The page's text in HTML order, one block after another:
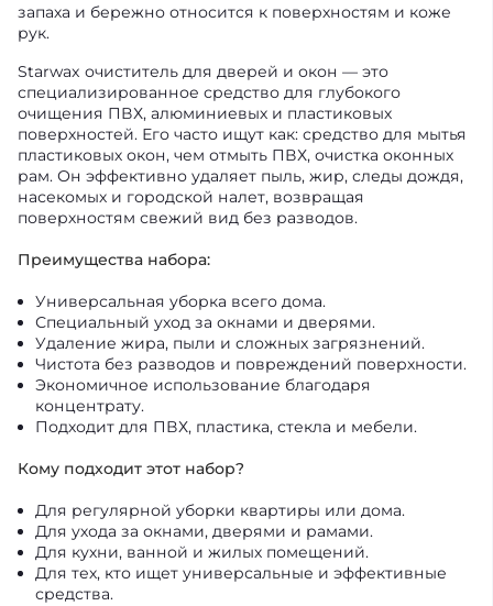
запаха и бережно относится к поверхностям и коже
рук.
Starwax очиститель для дверей и окон — это
специализированное средство для глубокого
очищения ПВХ, алюминиевых и пластиковых
поверхностей. Его часто ищут как: средство для мытья
пластиковых окон, чем отмыть ПВХ, очистка оконных
рам. Он эффективно удаляет пыль, жир, следы дождя,
насекомых и городской налет, возвращая
поверхностям свежий вид без разводов.
Преимущества набора:
Универсальная уборка всего дома.
Специальный уход за окнами и дверями.
Удаление жира, пыли и сложных загрязнений.
Чистота без разводов и повреждений поверхности.
Экономичное использование благодаря
концентрату.
Подходит для ПВХ, пластика, стекла и мебели.
Кому подходит этот набор?
Для регулярной уборки квартиры или дома.
Для ухода за окнами, дверями и рамами.
Для кухни, ванной и жилых помещений.
Для тех, кто ищет универсальные и эффективные
средства.